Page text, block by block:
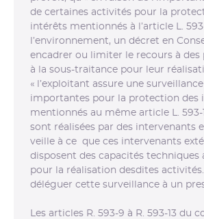
de certaines activités pour la
intérêts mentionnés à l’article L.
l’environnement, un décret en
encadrer ou limiter le recours à des
à la sous-traitance pour leur
« l’exploitant assure une
importantes pour la protection des
mentionnés au même article L. 593-
sont réalisées par des intervenants
veille à ce que ces intervenants
disposent des capacités techniques
pour la réalisation desdites
déléguer cette surveillance à un
Les articles R. 593-9 à R. 593-13 du